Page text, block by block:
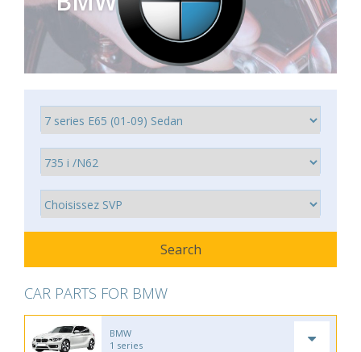
CAR PARTS FOR BMW
BMW
1 series